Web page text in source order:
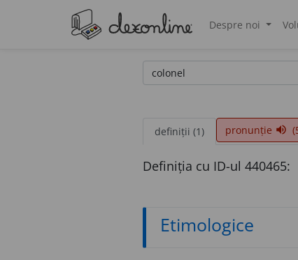
Despre noi
definiții (1) pronunție volume_up
Definiția cu ID-ul 440465:
Etimologice